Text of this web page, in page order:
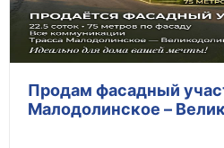
Продам фасадный
Малодолинское –